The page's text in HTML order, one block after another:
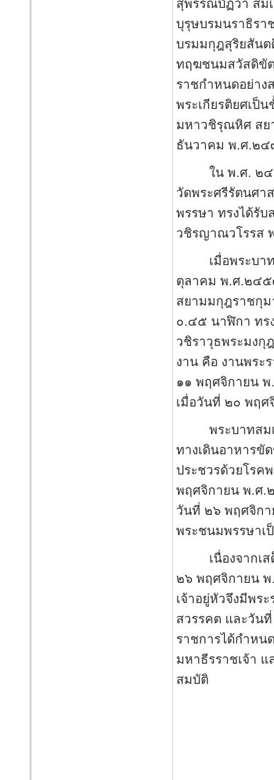
สุพรรณบัฏว่า สม
บุรุษบรมนราธิร
บรมมกุฎสุริยสันต
ทฤฆชนมสวัสดิขั
ราชกำหนดอย่าง
พระเกียรติยศเป็
มหาวชิรุณหิศ สย
ธันวาคม พ.ศ.๒
ใน พ.ศ. ๒๔๔๗
วัดพระศรีรัตนศา
พรรษา ทรงได้รั
วชิรญาณวโรรส พ
เมื่อพระบาทส
ตุลาคม พ.ศ.๒๔๕
สยามมกุฎราชกุม
๐.๔๕ นาฬิกา ทร
วชิราวุธพระมงกุ
งาน คือ งานพระ
๑๑ พฤศจิกายน
เมื่อวันที่ ๒๐ พฤ
พระบาทสมเด็
ทางเดินอาหารขั
ประชวรด้วยโรค
พฤศจิกายน พ.ศ.
วันที่ ๒๖ พฤศจิก
พระชนมพรรษาเ
เนื่องจากเสด็
๒๖ พฤศจิกายน พ
เจ้าอยู่หัวจึงมีพร
สวรรคต และวัน
ราชการได้กำห
มหาธีรราชเจ้า
สมบัติ